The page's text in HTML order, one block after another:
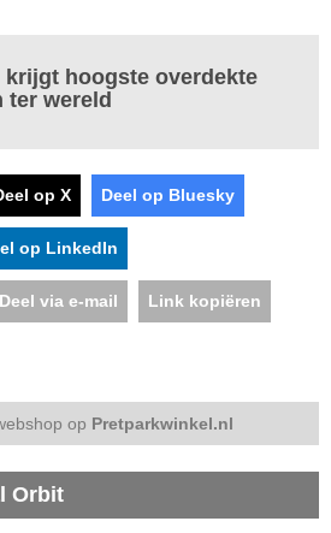
krijgt hoogste overdekte
ter wereld
op X Deel op Bluesky
op LinkedIn
Deel via e-mail Link kopiëren
op Pretparkwinkel.nl
Orbit